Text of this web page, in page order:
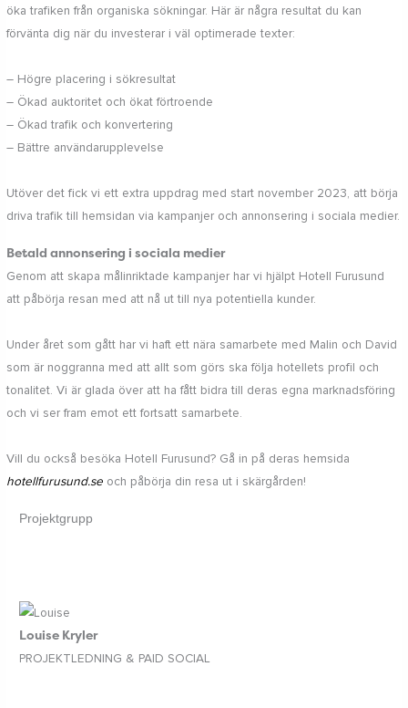
öka trafiken från organiska sökningar. Här är några resultat du kan
förvänta dig när du investerar i väl optimerade texter:
– Högre placering i sökresultat
– Ökad auktoritet och ökat förtroende
– Ökad trafik och konvertering
– Bättre användarupplevelse
Utöver det fick vi ett extra uppdrag med start november 2023, att börja
driva trafik till hemsidan via kampanjer och annonsering i sociala medier.
Betald annonsering i sociala medier
Genom att skapa målinriktade kampanjer har vi hjälpt Hotell Furusund
att påbörja resan med att nå ut till nya potentiella kunder.
Under året som gått har vi haft ett nära samarbete med Malin och David
som är noggranna med att allt som görs ska följa hotellets profil och
tonalitet. Vi är glada över att ha fått bidra till deras egna marknadsföring
och vi ser fram emot ett fortsatt samarbete.
Vill du också besöka Hotell Furusund? Gå in på deras hemsida
hotellfurusund.se och påbörja din resa ut i skärgården!
Projektgrupp
Louise Kryler
PROJEKTLEDNING & PAID SOCIAL